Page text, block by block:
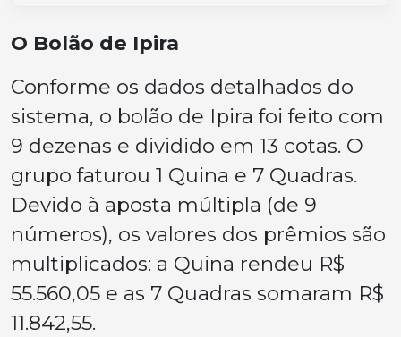
O Bolão de Ipira
Conforme os dados detalhados do
sistema, o bolão de Ipira foi feito com
9 dezenas e dividido em 13 cotas. O
grupo faturou 1 Quina e 7 Quadras.
Devido à aposta múltipla (de 9
números), os valores dos prêmios são
multiplicados: a Quina rendeu R$
55.560,05 e as 7 Quadras somaram R$
11.842,55.